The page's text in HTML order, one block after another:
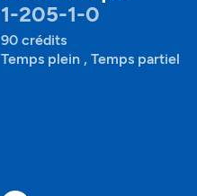
1-205-1-0
90 crédits
Temps plein , Temps partiel